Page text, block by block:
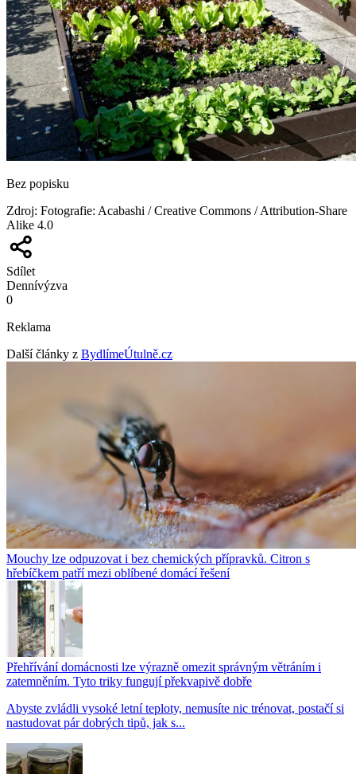
Bez popisku
Zdroj: Fotografie: Acabashi / Creative Commons / Attribution-Share
Alike 4.0
Sdílet
Dennívýzva
0
Reklama
Další články z BydlímeÚtulně.cz
Mouchy lze odpuzovat i bez chemických přípravků. Citron s
hřebíčkem patří mezi oblíbené domácí řešení
Přehřívání domácnosti lze výrazně omezit správným větráním i
zatemněním. Tyto triky fungují překvapivě dobře
Abyste zvládli vysoké letní teploty, nemusíte nic trénovat, postačí si
nastudovat pár dobrých tipů, jak s...